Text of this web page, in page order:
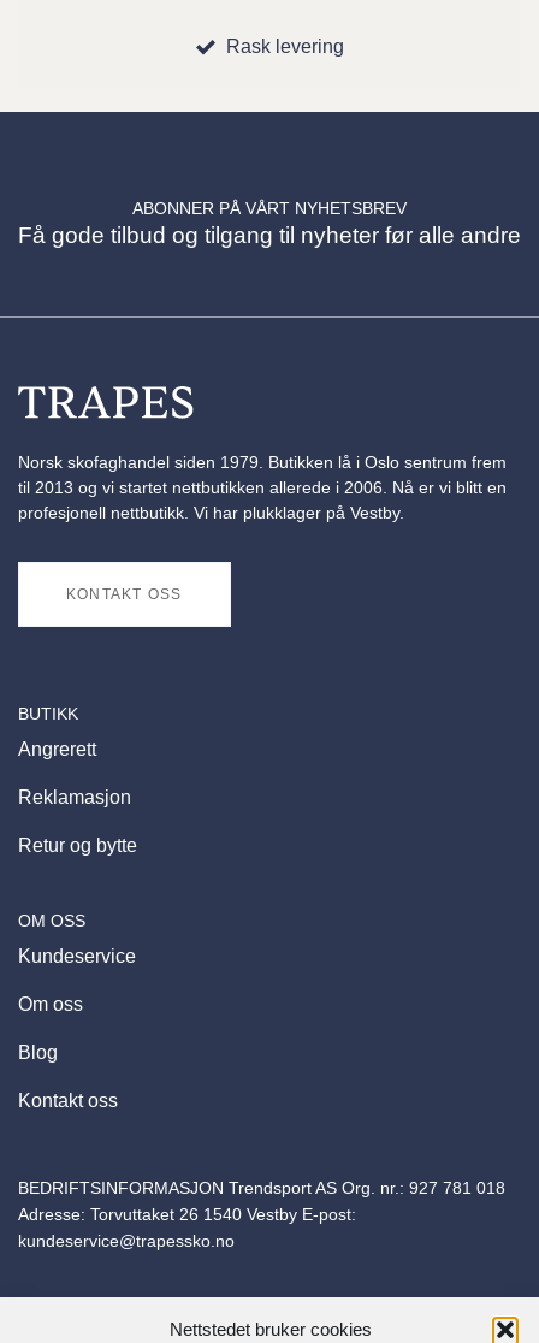
Nettstedet bruker cookies
Rask levering
ABONNER PÅ VÅRT NYHETSBREV
Få gode tilbud og tilgang til nyheter før alle andre
Norsk skofaghandel siden 1979. Butikken lå i Oslo sentrum frem
til 2013 og vi startet nettbutikken allerede i 2006. Nå er vi blitt en
profesjonell nettbutikk. Vi har plukklager på Vestby.
KONTAKT OSS
BUTIKK
Angrerett
Reklamasjon
Retur og bytte
OM OSS
Kundeservice
Om oss
Blog
Kontakt oss
BEDRIFTSINFORMASJON Trendsport AS Org. nr.: 927 781 018
Adresse: Torvuttaket 26 1540 Vestby E-post:
kundeservice@trapessko.no